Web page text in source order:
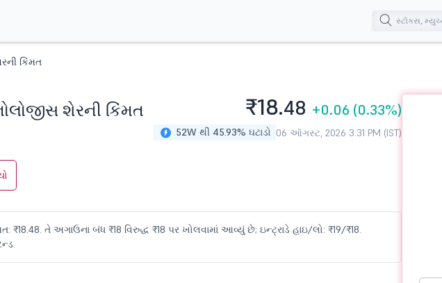
કિંમત
શેરની કિંમત ₹18.48 +0.06 (0.33%)
52W થી 45.93% ઘટાડો 06 ઑગસ્ટ, 2026 3:31 PM (IST)
₹18.48. તે અગાઉના બંધ ₹18 વિરુદ્ધ ₹18 પર ખોલવામાં આવ્યું છે; ઇન્ટ્રાડે હાઇ/લો: ₹19/₹18.